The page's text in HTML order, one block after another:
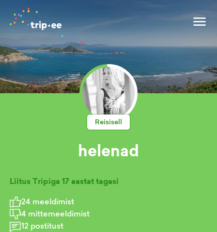
Reisisell
helenad
Liitus Tripiga 17 aastat tagasi
24 meeldimist
4 mittemeeldimist
12 postitust